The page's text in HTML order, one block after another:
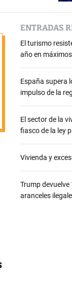
ENTRADAS
El turismo
año en máximos
España supera
impulso de la
El sector de la
fiasco de la ley
Vivienda y
Trump
aranceles